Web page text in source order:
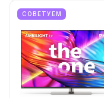
СОВЕТУЕМ